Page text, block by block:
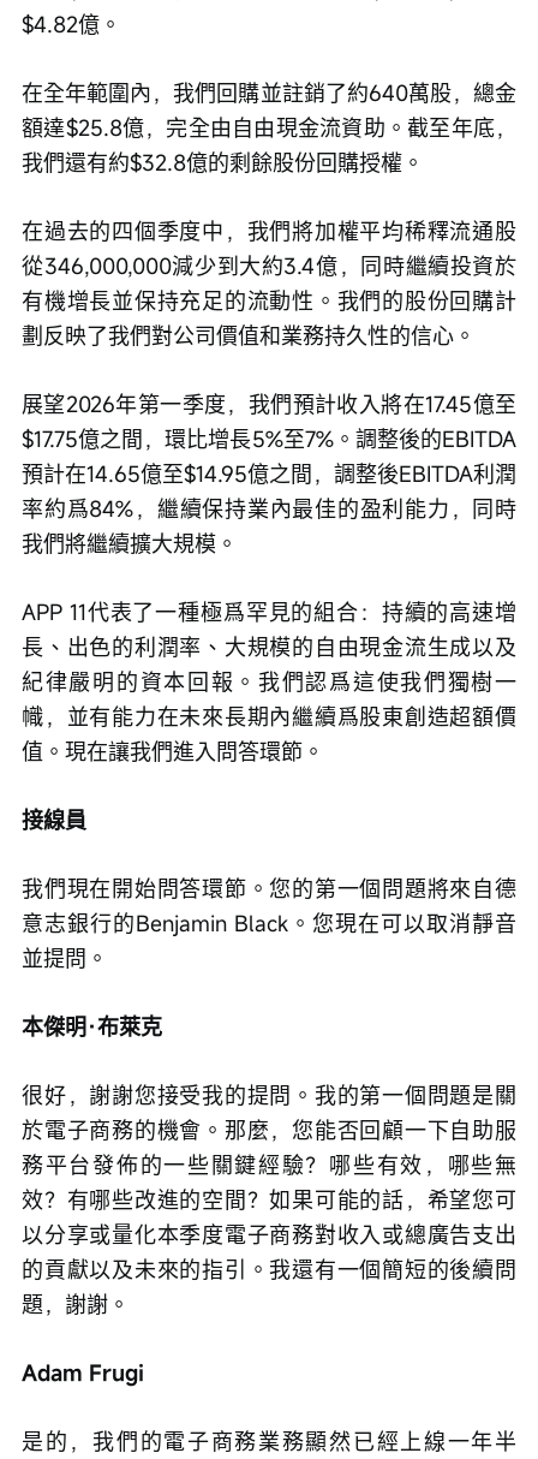
$4.82億。
在全年範圍內，我們回購並註銷了約640萬股，總金
額達$25.8億，完全由自由現金流資助。截至年底，
我們還有約$32.8億的剩餘股份回購授權。
在過去的四個季度中，我們將加權平均稀釋流通股
從346,000,000減少到大約3.4億，同時繼續投資於
有機增長並保持充足的流動性。我們的股份回購計
劃反映了我們對公司價值和業務持久性的信心。
展望2026年第一季度，我們預計收入將在17.45億至
$17.75億之間，環比增長5%至7%。調整後的EBITDA
預計在14.65億至$14.95億之間，調整後EBITDA利潤
率約爲84%，繼續保持業內最佳的盈利能力，同時
我們將繼續擴大規模。
APP 11代表了一種極爲罕見的組合：持續的高速增
長、出色的利潤率、大規模的自由現金流生成以及
紀律嚴明的資本回報。我們認爲這使我們獨樹一
幟，並有能力在未來長期內繼續爲股東創造超額價
值。現在讓我們進入問答環節。
接線員
我們現在開始問答環節。您的第一個問題將來自德
意志銀行的Benjamin Black。您現在可以取消靜音
並提問。
本傑明·布萊克
很好，謝謝您接受我的提問。我的第一個問題是關
於電子商務的機會。那麼，您能否回顧一下自助服
務平台發佈的一些關鍵經驗？哪些有效，哪些無
效？有哪些改進的空間？如果可能的話，希望您可
以分享或量化本季度電子商務對收入或總廣告支出
的貢獻以及未來的指引。我還有一個簡短的後續問
題，謝謝。
Adam Frugi
是的，我們的電子商務業務顯然已經上線一年半